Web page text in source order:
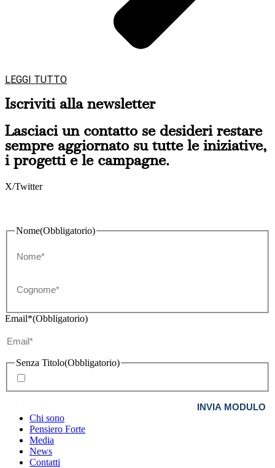
LEGGI TUTTO
Iscriviti alla newsletter
Lasciaci un contatto se desideri restare
sempre aggiornato su tutte le iniziative,
i progetti e le campagne.
X/Twitter
Nome(Obbligatorio)
Email*(Obbligatorio)
Senza Titolo(Obbligatorio)
Chi sono
Pensiero Forte
Media
News
Contatti